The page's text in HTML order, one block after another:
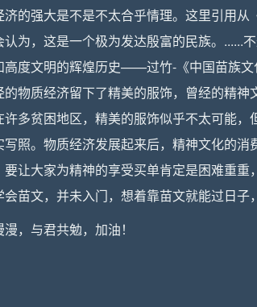
的强大是不是不太合乎情理。这里引用从
认为，这是一个极为发达殷富的民族。......
高度文明的辉煌历史——过竹-《中国苗族文
的物质经济留下了精美的服饰，曾经的精
许多贫困地区，精美的服饰似乎不太可能
写照。物质经济发展起来后，精神文化的
要让大家为精神的享受买单肯定是困难重
苗文，并未入门，想着靠苗文就能过日子
，与君共勉，加油！